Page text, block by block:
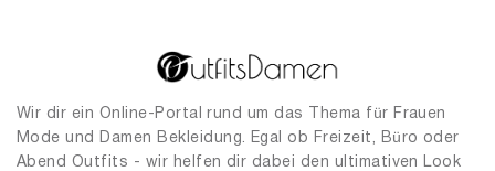
Wir dir ein Online-Portal rund um das Thema für Frauen
Mode und Damen Bekleidung. Egal ob Freizeit, Büro oder
Abend Outfits - wir helfen dir dabei den ultimativen Look